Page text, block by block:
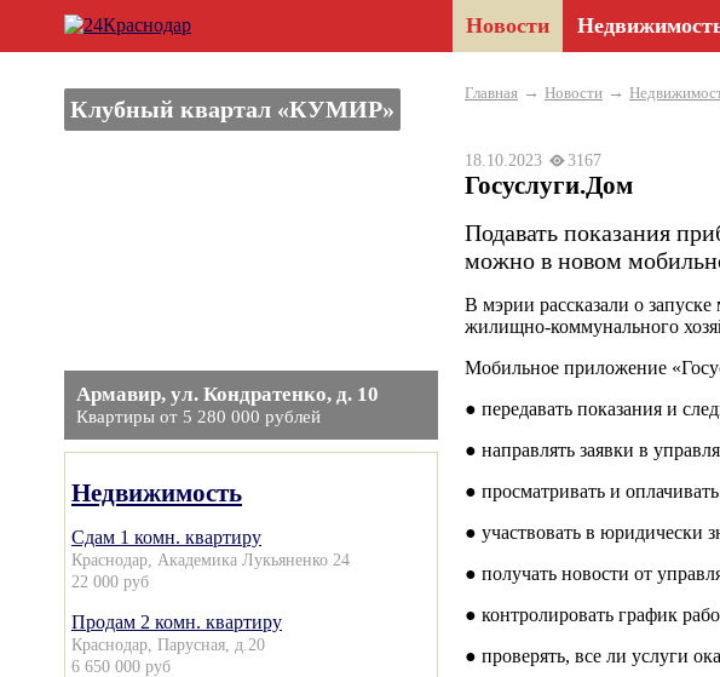
Новости
Клубный квартал «КУМИР»
Армавир, ул. Кондратенко, д. 10
Квартиры от 5 280 000 рублей
Недвижимость
Сдам 1 комн. квартиру
Краснодар, Академика Лукьяненко 24
22 000 руб
Продам 2 комн. квартиру
Краснодар, Парусная, д.20
6 650 000 руб
Главная → Новости →
18.10.2023 3167
Госуслуги.Дом
Подавать показания
можно в новом
В мэрии рассказали о
жилищно-коммунального
Мобильное приложение
● передавать показания и
● направлять заявки в
● просматривать и
● участвовать в юридически
● получать новости от
● контролировать график
● проверять, все ли услуги